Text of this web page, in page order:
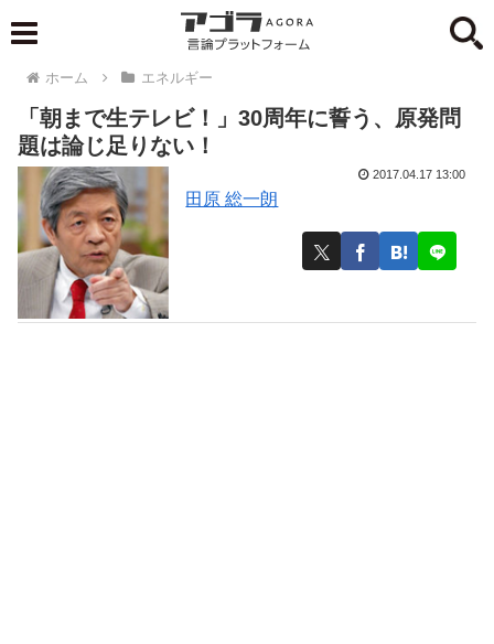
ホーム エネルギー
「朝まで生テレビ！」30周年に誓う、原発問
題は論じ足りない！
田原 総一朗
2017.04.17 13:00